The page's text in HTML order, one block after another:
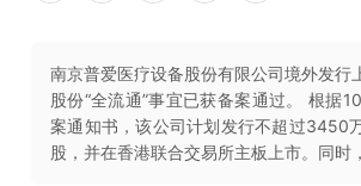
南京普爱医疗设备股份有限公司境外发行
股份“全流通”事宜已获备案通过。 根据
案通知书，该公司计划发行不超过3450
股，并在香港联合交易所主板上市。同时